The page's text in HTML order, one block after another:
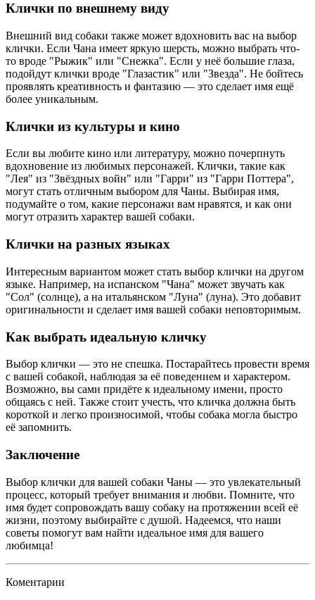
Клички по внешнему виду
Внешний вид собаки также может вдохновить вас на выбор
клички. Если Чана имеет яркую шерсть, можно выбрать что-
то вроде "Рыжик" или "Снежка". Если у неё большие глаза,
подойдут клички вроде "Глазастик" или "Звезда". Не бойтесь
проявлять креативность и фантазию — это сделает имя ещё
более уникальным.
Клички из культуры и кино
Если вы любите кино или литературу, можно почерпнуть
вдохновение из любимых персонажей. Клички, такие как
"Лея" из "Звёздных войн" или "Гарри" из "Гарри Поттера",
могут стать отличным выбором для Чаны. Выбирая имя,
подумайте о том, какие персонажи вам нравятся, и как они
могут отразить характер вашей собаки.
Клички на разных языках
Интересным вариантом может стать выбор клички на другом
языке. Например, на испанском "Чана" может звучать как
"Сол" (солнце), а на итальянском "Луна" (луна). Это добавит
оригинальности и сделает имя вашей собаки неповторимым.
Как выбрать идеальную кличку
Выбор клички — это не спешка. Постарайтесь провести время
с вашей собакой, наблюдая за её поведением и характером.
Возможно, вы сами придёте к идеальному имени, просто
общаясь с ней. Также стоит учесть, что кличка должна быть
короткой и легко произносимой, чтобы собака могла быстро
её запомнить.
Заключение
Выбор клички для вашей собаки Чаны — это увлекательный
процесс, который требует внимания и любви. Помните, что
имя будет сопровождать вашу собаку на протяжении всей её
жизни, поэтому выбирайте с душой. Надеемся, что наши
советы помогут вам найти идеальное имя для вашего
любимца!
Коментарии